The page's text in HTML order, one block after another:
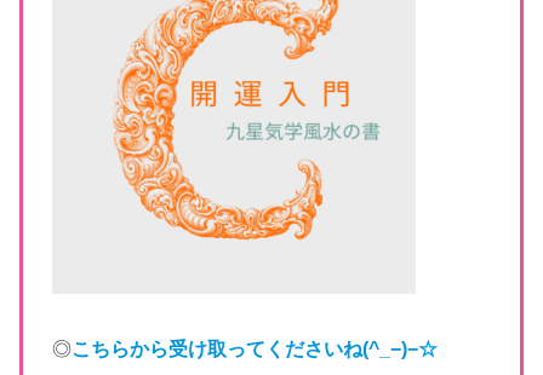
◎こちらから受け取ってくださいね(^_−)−☆